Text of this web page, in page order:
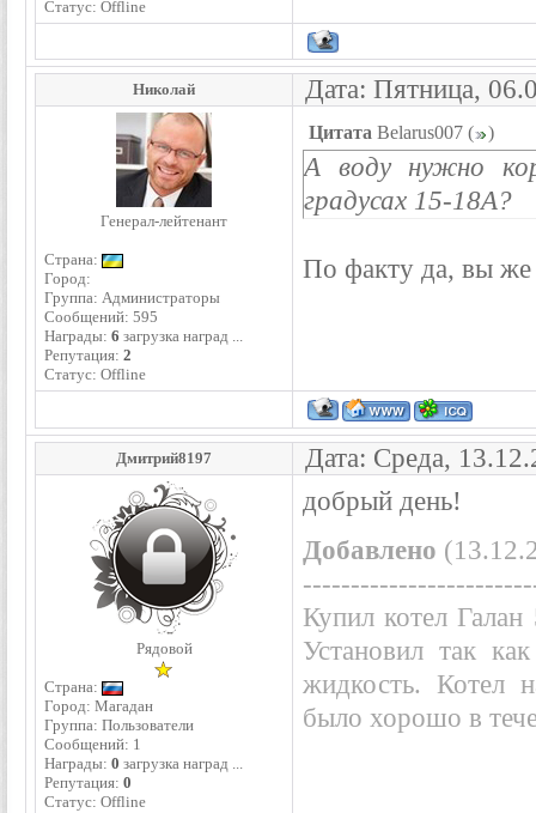
Статус: Offline
Николай Дата: Пятница,
Генерал-лейтенант
Страна:
Город:
Группа: Администраторы
Сообщений: 595
Награды: 6 загрузка наград ...
Репутация: 2
Статус: Offline
Цитата Belarus007 ( )
А воду нужно
градусах 15-18А?
По факту да, вы же
Дмитрий8197 Дата: Среда,
Рядовой
Страна:
Город: Магадан
Группа: Пользователи
Сообщений: 1
Награды: 0 загрузка наград ...
Репутация: 0
Статус: Offline
добрый день!
Добавлено
Купил котел
Установил так
жидкость. Котел
было хорошо в